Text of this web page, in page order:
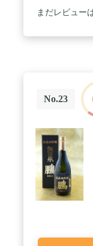
まだレビュー
No.23